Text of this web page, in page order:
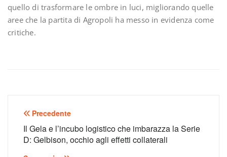
quello di trasformare le ombre in luci, migliorando quelle
aree che la partita di Agropoli ha messo in evidenza come
critiche.
Navigazione
articoli
Precedente
Il Gela e l’incubo logistico che imbarazza la Serie
D: Gelbison, occhio agli effetti collaterali